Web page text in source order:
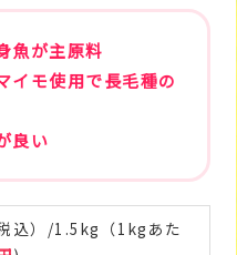
魚が主原料
イモ使用で長毛種の
良い
込）/1.5kg（1kgあた